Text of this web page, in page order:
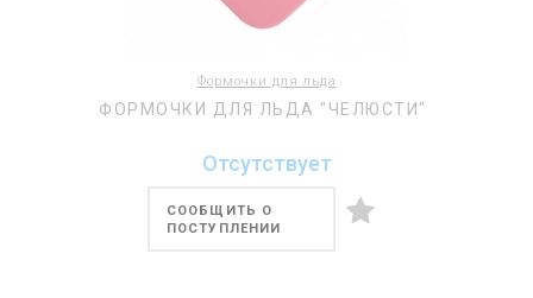
Формочки для льда
ФОРМОЧКИ ДЛЯ ЛЬДА "ЧЕЛЮСТИ"
Отсутствует
СООБЩИТЬ О
ПОСТУПЛЕНИИ